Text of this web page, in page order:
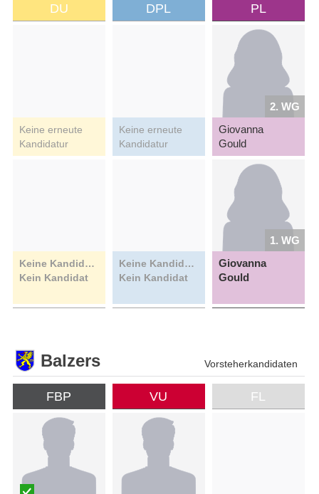
DU
Keine erneute
Kandidatur
Keine Kandidatin
Kein Kandidat
DPL
Keine erneute
Kandidatur
Keine Kandidatin
Kein Kandidat
PL
2. WG
Giovanna
Gould
1. WG
Giovanna
Gould
Balzers Vorsteherkandidaten
FBP VU FL